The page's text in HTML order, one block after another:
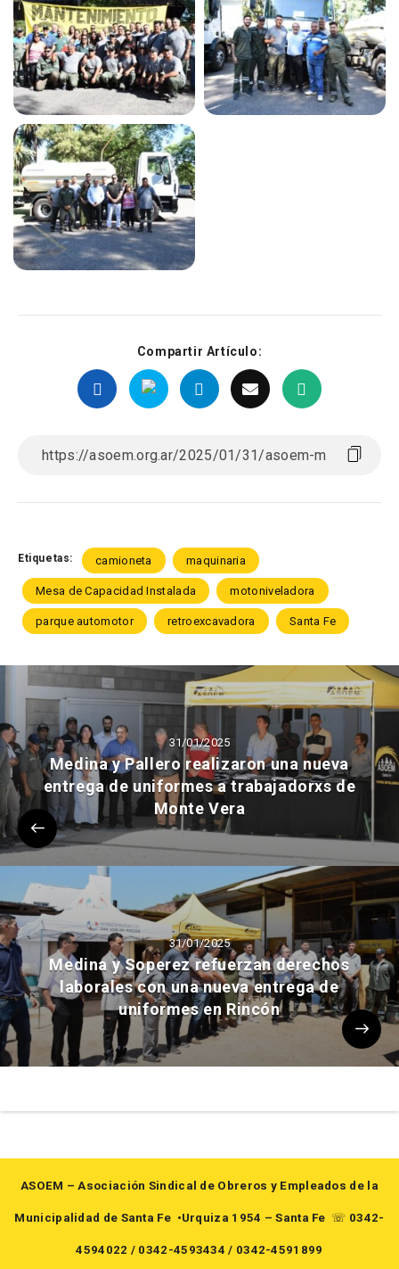
Compartir Artículo:
Etiquetas: camioneta maquinaria
Mesa de Capacidad Instalada motoniveladora
parque automotor retroexcavadora Santa Fe
31/01/2025
Medina y Pallero realizaron una nueva
entrega de uniformes a trabajadorxs de
Monte Vera
31/01/2025
Medina y Soperez refuerzan derechos
laborales con una nueva entrega de
uniformes en Rincón
ASOEM – Asociación Sindical de Obreros y Empleados de la
Municipalidad de Santa Fe •Urquiza 1954 – Santa Fe ☏ 0342-
4594022 / 0342-4593434 / 0342-4591899